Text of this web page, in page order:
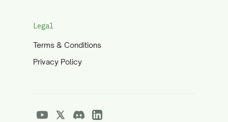
Legal
Terms & Conditions
Privacy Policy